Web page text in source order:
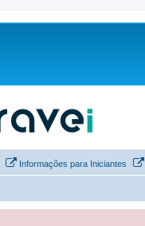
Informações para Iniciantes